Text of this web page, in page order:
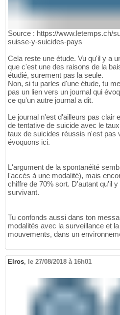
Source : https://www.letemps.ch/
suisse-y-suicides-pays
Cela reste une étude. Vu qu'il y a
que c'est une des raisons de la
étudié, surement pas la seule.
Non, si tu parles d'une étude, tu
pas un lien vers un journal qui
ce qu'un autre journal a dit.
Le journal n'est d'ailleurs pas clair
de tentative de suicide avec le
taux de suicides réussis n'est pas
évoquons ici.
L'argument de la spontanéité
l'accès à une modalité), mais
chiffre de 70% sort. D'autant qu'il
survivant.
Tu confonds aussi dans ton
modalités avec la surveillance et
mouvements, dans un
Elros, le 27/08/2018 à 16h01